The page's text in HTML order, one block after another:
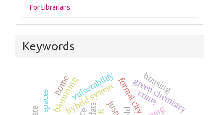
For Librarians
Keywords
hybrid system
fats formal city
biomining green chemistry
crime
vulnerability housing
home